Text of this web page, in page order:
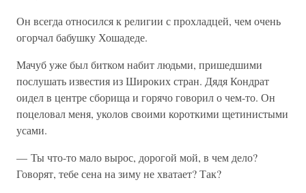
Он всегда относился к религии с прохладцей, чем очень
огорчал бабушку Хошадеде.
Мачуб уже был битком набит людьми, пришедшими
послушать известия из Широких стран. Дядя Кондрат
оидел в центре сборища и горячо говорил о чем-то. Он
поцеловал меня, уколов своими короткими щетинистыми
усами.
— Ты что-то мало вырос, дорогой мой, в чем дело?
Говорят, тебе сена на зиму не хватает? Так?